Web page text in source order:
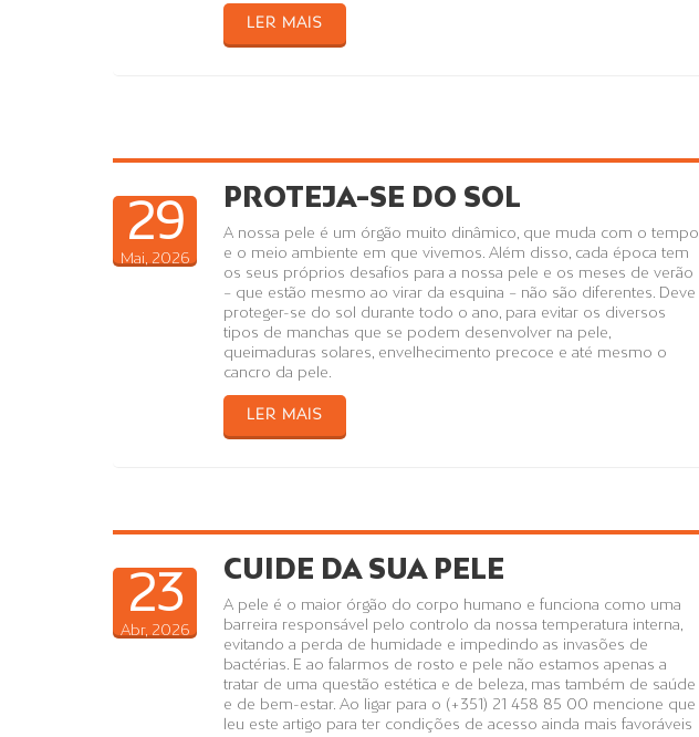
LER MAIS
29
Mai, 2026
PROTEJA-SE DO SOL
A nossa pele é um órgão muito dinâmico, que muda com o tempo
e o meio ambiente em que vivemos. Além disso, cada época tem
os seus próprios desafios para a nossa pele e os meses de verão
– que estão mesmo ao virar da esquina – não são diferentes. Deve
proteger-se do sol durante todo o ano, para evitar os diversos
tipos de manchas que se podem desenvolver na pele,
queimaduras solares, envelhecimento precoce e até mesmo o
cancro da pele.
LER MAIS
23
Abr, 2026
CUIDE DA SUA PELE
A pele é o maior órgão do corpo humano e funciona como uma
barreira responsável pelo controlo da nossa temperatura interna,
evitando a perda de humidade e impedindo as invasões de
bactérias. E ao falarmos de rosto e pele não estamos apenas a
tratar de uma questão estética e de beleza, mas também de saúde
e de bem-estar. Ao ligar para o (+351) 21 458 85 00 mencione que
leu este artigo para ter condições de acesso ainda mais favoráveis